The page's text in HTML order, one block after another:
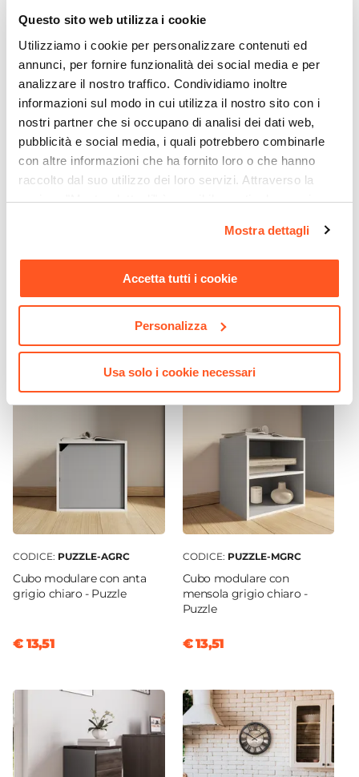
Questo sito web utilizza i cookie
Utilizziamo i cookie per personalizzare contenuti ed
annunci, per fornire funzionalità dei social media e per
analizzare il nostro traffico. Condividiamo inoltre
informazioni sul modo in cui utilizza il nostro sito con i
nostri partner che si occupano di analisi dei dati web,
pubblicità e social media, i quali potrebbero combinarle
con altre informazioni che ha fornito loro o che hanno
raccolto dal suo utilizzo dei loro servizi. Attraverso la
sezione "Mostra dettagli" è possibile gestire le proprie
momento. Per maggiori informazioni si invita a leggere la
nostraCookie Policy.
Mostra dettagli
Accetta tutti i cookie
Personalizza
Usa solo i cookie necessari
Effetto
Effetto legno
Vetro
|
Legno
Sistema Di Apertura
Con maniglia
Numero Vani
5 vani
€ 106,01 € 128,00
legno noce e grigio con
cassettiera integrata e soft
close - Lenox
CODICE:FWY-UG
in similpelle grigio scuro
con struttura cromo - Flowy
€ 108,01
CODICE: PUZZLE-AGRC
Cubo modulare con anta
grigio chiaro - Puzzle
€ 13,51
CODICE: PUZZLE-MGRC
Cubo modulare con
mensola grigio chiaro -
Puzzle
€ 13,51